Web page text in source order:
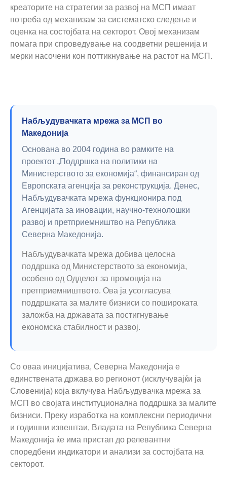
креаторите на стратегии за развој на МСП имаат
потреба од механизам за систематско следење и
оценка на состојбата на секторот. Овој механизам
помага при спроведување на соодветни решенија и
мерки насочени кон поттикнување на растот на МСП.
Набљудувачката мрежа за МСП во
Македонија
Основана во 2004 година во рамките на
проектот „Поддршка на политики на
Министерството за економија“, финансиран од
Европската агенција за реконструкција. Денес,
Набљудувачката мрежа функционира под
Агенцијата за иновации, научно-технолошки
развој и претприемништво на Република
Северна Македонија.
Набљудувачката мрежа добива целосна
поддршка од Министерството за економија,
особено од Одделот за промоција на
претприемништвото. Ова ја усогласува
поддршката за малите бизниси со пошироката
заложба на државата за постигнување
економска стабилност и развој.
Со оваа иницијатива, Северна Македонија е
единствената држава во регионот (исклучувајќи ја
Словенија) која вклучува Набљудувачка мрежа за
МСП во својата институционална поддршка за малите
бизниси. Преку изработка на комплексни периодични
и годишни извештаи, Владата на Република Северна
Македонија ќе има пристап до релевантни
споредбени индикатори и анализи за состојбата на
секторот.